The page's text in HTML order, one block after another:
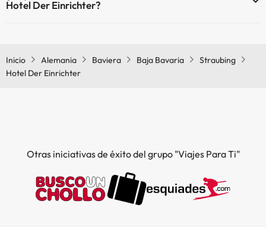
Hotel Der Einrichter?
Inicio
Alemania Baviera Baja Bavaria
Straubing
Hotel Der Einrichter
Otras iniciativas de éxito del grupo "Viajes Para Ti"